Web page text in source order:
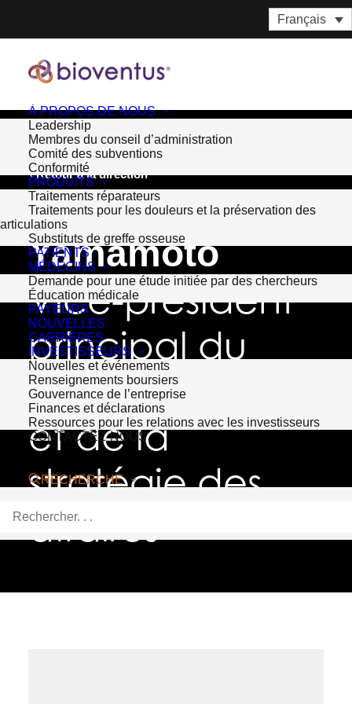
Français
À PROPOS DE NOUS
Leadership
Membres du conseil d’administration
Comité des subventions
Conformité
PRODUITS
Traitements réparateurs
Traitements pour les douleurs et la préservation des
articulations
Substituts de greffe osseuse
PATIENTS
MÉDECINS
Demande pour une étude initiée par des chercheurs
Éducation médicale
PAYEURS
NOUVELLES
CARRIÈRES
INVESTISSEURS
Nouvelles et événements
Renseignements boursiers
Gouvernance de l’entreprise
Finances et déclarations
Ressources pour les relations avec les investisseurs
CONTACTEZ-NOUS
RECHERCHE
Retour à la direction
Chris
Yamamoto
Vice-président
principal du
développement
et de la
stratégie des
affaires